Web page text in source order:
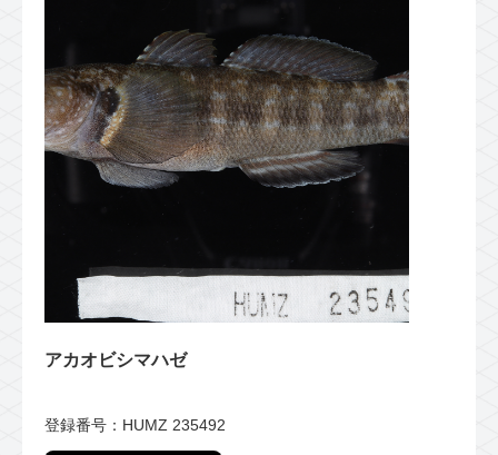
アカオビシマハゼ
登録番号：HUMZ 235492